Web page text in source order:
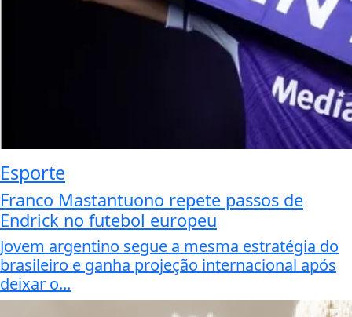
Esporte
Franco Mastantuono repete passos de
Endrick no futebol europeu
Jovem argentino segue a mesma estratégia do
brasileiro e ganha projeção internacional após
deixar o...